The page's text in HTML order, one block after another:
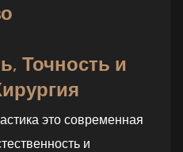
Точность и
это современная
и